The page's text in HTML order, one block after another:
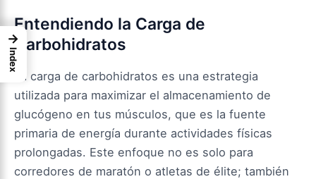
Entendiendo la Carga de
Carbohidratos
La carga de carbohidratos es una estrategia
utilizada para maximizar el almacenamiento de
glucógeno en tus músculos, que es la fuente
primaria de energía durante actividades físicas
prolongadas. Este enfoque no es solo para
corredores de maratón o atletas de élite; también
→
Index